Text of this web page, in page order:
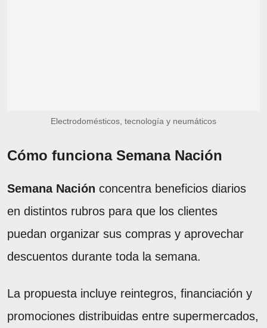
Electrodomésticos, tecnología y neumáticos
Cómo funciona Semana Nación
Semana Nación concentra beneficios diarios
en distintos rubros para que los clientes
puedan organizar sus compras y aprovechar
descuentos durante toda la semana.
La propuesta incluye reintegros, financiación y
promociones distribuidas entre supermercados,